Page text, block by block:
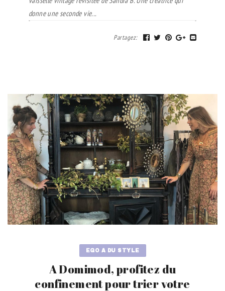
donne une seconde vie...
Partagez:
EGO A DU STYLE
A Domimod, profitez du
confinement pour trier votre